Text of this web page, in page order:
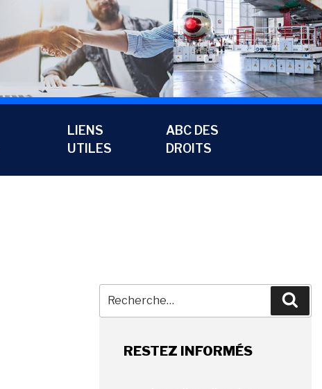
LIENS
UTILES
ABC DES
DROITS
pour
RESTEZ INFORMÉS